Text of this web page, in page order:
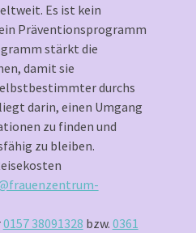
Es ist kein
Präventionsprogramm
stärkt die
damit sie
durchs
darin, einen Umgang
zu finden und
zu bleiben.
0157 38091328 bzw. 0361